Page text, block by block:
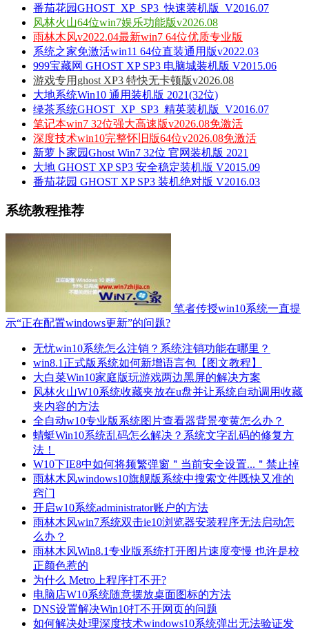
番茄花园GHOST_XP_SP3_快速装机版_V2016.07
风林火山64位win7娱乐功能版v2026.08
雨林木风v2022.04最新win7 64位优质专业版
系统之家免激活win11 64位直装通用版v2022.03
999宝藏网 GHOST XP SP3 电脑城装机版 V2015.06
游戏专用ghost XP3 特快无卡顿版v2026.08
大地系统Win10 通用装机版 2021(32位)
绿茶系统GHOST_XP_SP3_精英装机版_V2016.07
笔记本win7 32位强大高速版v2026.08免激活
深度技术win10完整怀旧版64位v2026.08免激活
新萝卜家园Ghost Win7 32位 官网装机版 2021
大地 GHOST XP SP3 安全稳定装机版 V2015.09
番茄花园 GHOST XP SP3 装机绝对版 V2016.03
系统教程推荐
笔者传授win10系统一直提
示“正在配置windows更新”的问题?
无忧win10系统怎么注销？系统注销功能在哪里？
win8.1正式版系统如何新增语言包【图文教程】
大白菜Win10家庭版玩游戏两边黑屏的解决方案
风林火山W10系统收藏夹放在u盘并让系统自动调用收藏
夹内容的方法
全自动w10专业版系统图片查看器背景变黄怎么办？
蜻蜓Win10系统乱码怎么解决？系统文字乱码的修复方
法！
W10下IE8中如何将频繁弹窗＂当前安全设置...＂禁止掉
雨林木风windows10旗舰版系统中搜索文件既快又准的
窍门
开启w10系统administrator账户的方法
雨林木风win7系统双击ie10浏览器安装程序无法启动怎
么办？
雨林木风Win8.1专业版系统打开图片速度变慢 也许是校
正颜色惹的
为什么 Metro上程序打不开?
电脑店W10系统随意摆放桌面图标的方法
DNS设置解决Win10打不开网页的问题
如何解决处理深度技术windows10系统弹出无法验证发